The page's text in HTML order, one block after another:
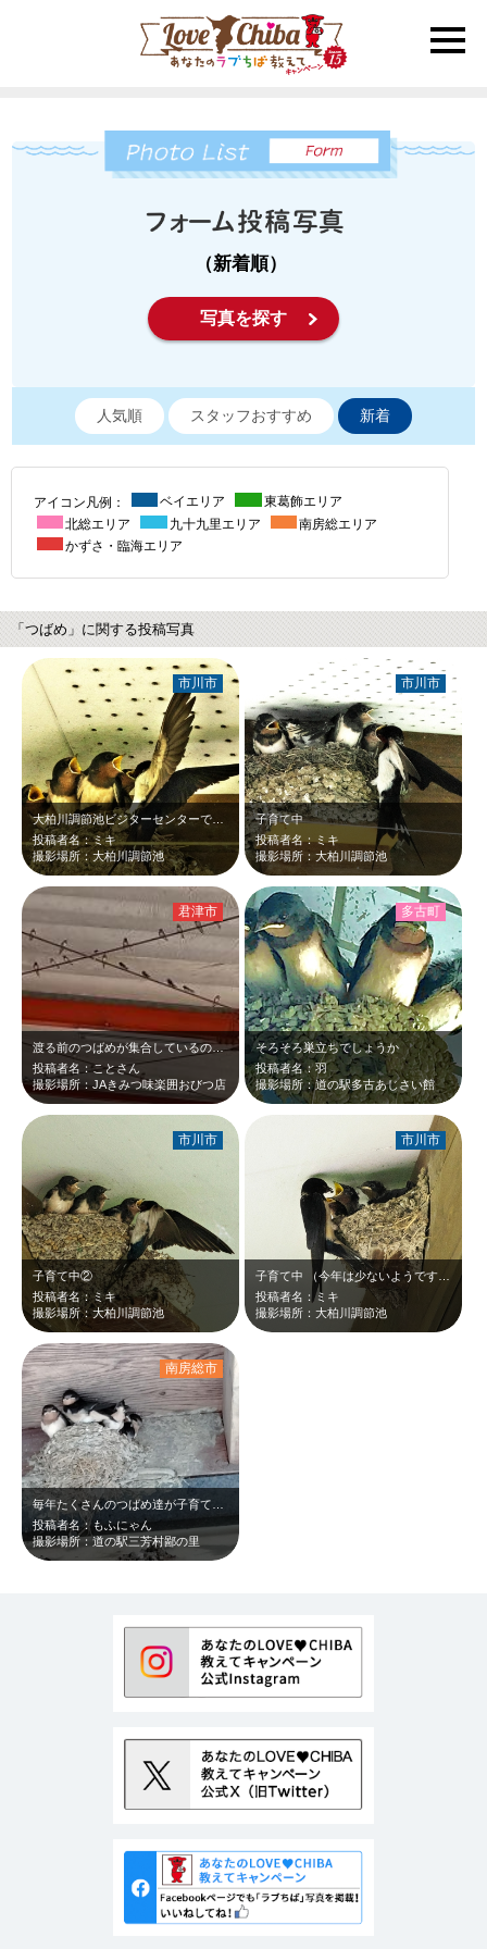
toggle
（新着順）
写真を探す
人気順 スタッフおすすめ 新着
アイコン凡例： ベイエリア
東葛飾エリア
北総エリア
九十九里エリア
南房総エリア
かずさ・臨海エリア
「つばめ」に関する投稿写真
大柏川調節池ビジターセンターで毎年ツバメの親子に会えます
投稿者名：ミキ
撮影場所：大柏川調節池
市川市
子育て中
投稿者名：ミキ
撮影場所：大柏川調節池
市川市
渡る前のつばめが集合しているのが圧巻でした
投稿者名：ことさん
撮影場所：JAきみつ味楽囲おびつ店
君津市
そろそろ巣立ちでしょうか
投稿者名：羽
撮影場所：道の駅多古あじさい館
多古町
子育て中②
投稿者名：ミキ
撮影場所：大柏川調節池
市川市
子育て中 （今年は少ないようです。）
投稿者名：ミキ
撮影場所：大柏川調節池
市川市
投稿者名：もふにゃん
撮影場所：道の駅三芳村鄙の里
南房総市